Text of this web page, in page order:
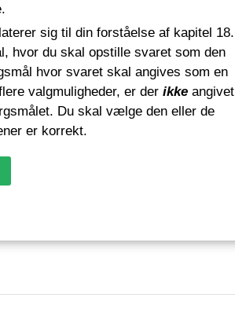
sig til din forståelse af kapitel 18.
hvor du skal opstille svaret som den
hvor svaret skal angives som en
valgmuligheder, er derikke angivet
Du skal vælge den eller de
er korrekt.